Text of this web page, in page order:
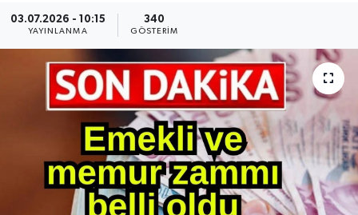
03.07.2026 - 10:15
YAYINLANMA
340
GÖSTERIM